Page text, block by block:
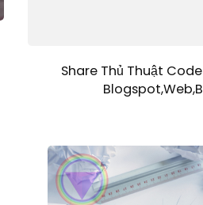
Share Thủ Thuật